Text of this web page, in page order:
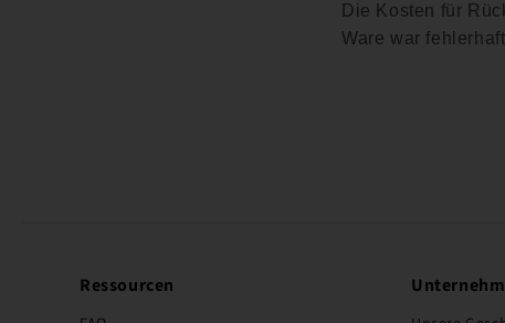
Die Kosten für
Ware war
Ressourcen